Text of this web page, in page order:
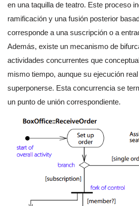
en una taquilla de teatro. Este proceso
ramificación y una fusión posterior
corresponde a una suscripción o a
Además, existe un mecanismo de
actividades concurrentes que
mismo tiempo, aunque su ejecución
superponerse. Esta concurrencia se
un punto de unión correspondiente.